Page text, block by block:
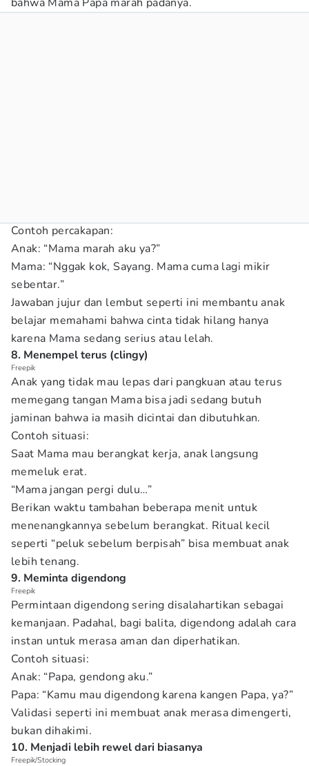
Contoh percakapan:
Anak: “Mama marah aku ya?”
Mama: “Nggak kok, Sayang. Mama cuma lagi mikir
sebentar.”
Jawaban jujur dan lembut seperti ini membantu anak
belajar memahami bahwa cinta tidak hilang hanya
karena Mama sedang serius atau lelah.
8. Menempel terus (clingy)
Freepik
Anak yang tidak mau lepas dari pangkuan atau terus
memegang tangan Mama bisa jadi sedang butuh
jaminan bahwa ia masih dicintai dan dibutuhkan.
Contoh situasi:
Saat Mama mau berangkat kerja, anak langsung
memeluk erat.
“Mama jangan pergi dulu…”
Berikan waktu tambahan beberapa menit untuk
menenangkannya sebelum berangkat. Ritual kecil
seperti “peluk sebelum berpisah” bisa membuat anak
lebih tenang.
9. Meminta digendong
Freepik
Permintaan digendong sering disalahartikan sebagai
kemanjaan. Padahal, bagi balita, digendong adalah cara
instan untuk merasa aman dan diperhatikan.
Contoh situasi:
Anak: “Papa, gendong aku.”
Papa: “Kamu mau digendong karena kangen Papa, ya?”
Validasi seperti ini membuat anak merasa dimengerti,
bukan dihakimi.
10. Menjadi lebih rewel dari biasanya
Freepik/Stocking